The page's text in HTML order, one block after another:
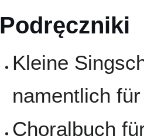
Podręczniki
Kleine
namentlich
Choralbuch